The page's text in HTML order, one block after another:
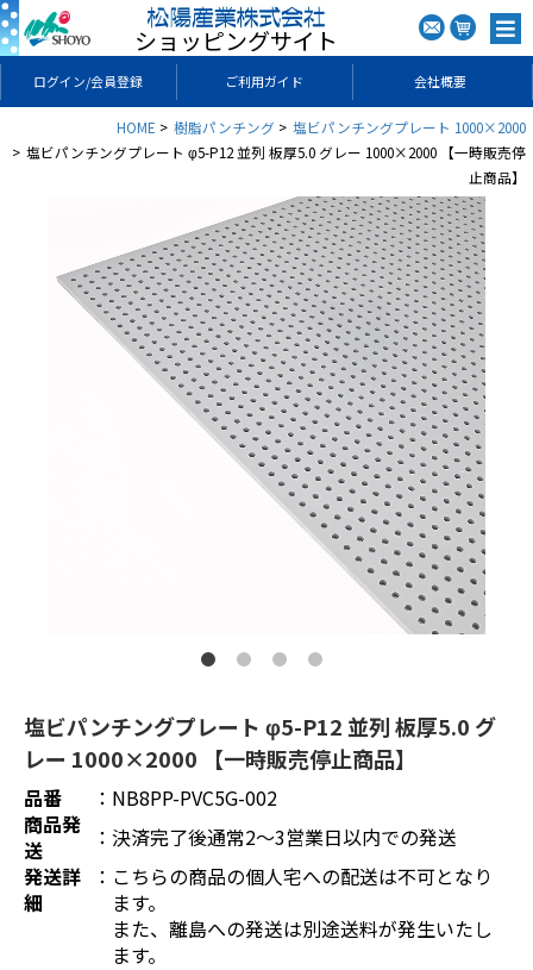
ショッピングサイト
ログイン/会員登録 ご利用ガイド 会社概要
HOME 樹脂パンチング
塩ビパンチングプレート 1000×2000
塩ビパンチングプレート φ5-P12 並列 板厚5.0 グレー 1000×2000 【一時販売停
止商品】
塩ビパンチングプレート φ5-P12 並列 板厚5.0 グ
レー 1000×2000 【一時販売停止商品】
品番 ： NB8PP-PVC5G-002
商品発
送
： 決済完了後通常2～3営業日以内での発送
発送詳
細
： こちらの商品の個人宅への配送は不可となり
ます。
また、離島への発送は別途送料が発生いたし
ます。